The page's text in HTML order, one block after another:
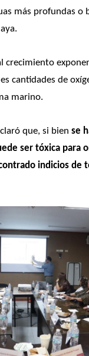
más profundas o
crecimiento
cantidades de
marino.
que, si bien se
ser tóxica para
indicios de